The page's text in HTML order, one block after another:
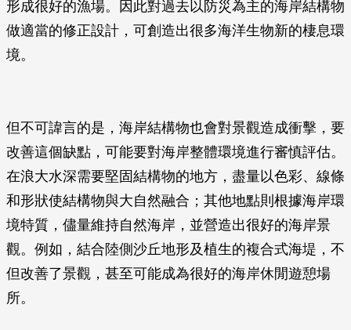
形成很好的漁場。因此對過去以防災為主的海岸結構物
做適當的修正設計，可創造出很多海洋生物新的棲息環
境。
但不可諱言的是，海岸結構物也會對景觀造成衝擊，要
改善這個缺點，可能要對海岸整體環境進行審慎評估。
在浪大水深需要堅固結構物的地方，盡量以色彩、線條
和形狀使結構物與大自然融合；其他地點則根據海岸環
境特質，儘量維持自然海岸，並營造出很好的海岸景
觀。例如，結合陸側沙丘地形及植生的複合式海堤，不
但改善了景觀，甚至可能成為很好的海岸休閒遊憩場
所。